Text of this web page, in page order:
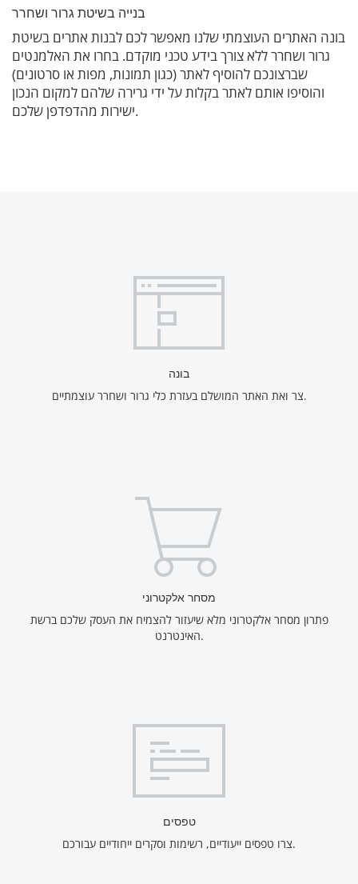
בנייה בשיטת גרור ושחרר
בונה האתרים העוצמתי שלנו מאפשר לכם לבנות אתרים בשיטת
גרור ושחרר ללא צורך בידע טכני מוקדם. בחרו את האלמנטים
שברצונכם להוסיף לאתר (כגון תמונות, מפות או סרטונים)
והוסיפו אותם לאתר בקלות על ידי גרירה שלהם למקום הנכון
ישירות מהדפדפן שלכם.
בונה
צר ואת האתר המושלם בעזרת כלי גרור ושחרר עוצמתיים.
מסחר אלקטרוני
פתרון מסחר אלקטרוני מלא שיעזור להצמיח את העסק שלכם ברשת
האינטרנט.
טפסים
צרו טפסים ייעודיים, רשימות וסקרים ייחודיים עבורכם.